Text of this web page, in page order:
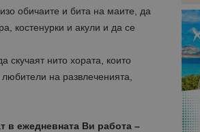
обичаите и бита на маите, да
костенурки и акули и да се
скучаят нито хората, които
на развлеченията,
в ежедневната Ви работа –